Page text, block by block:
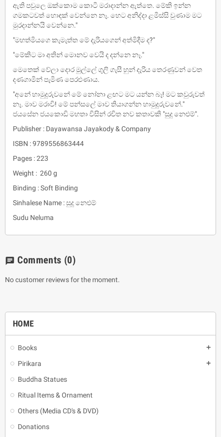
HOME
Books add
Pirikara add
Buddha Statues
Ritual Items & Ornament
Others (Media CD's & DVD)
Donations
ඇති පවුලෙ ඔක්කොම කොටි මරාදාන්න ඇත්තෙ. මේකි ඉන්න
ගමකටවත් හොඳක් වෙන්නෙ නෑ. හෙට අනිද්දා ළමිස්සි වුණාම මට
මුරදාන්නයි වෙන්නෙ."
"මහත්මියගෙ කැමැත්ත මේ දැරියගෙන් අත්මිදීම ද?"
"මේකිට මා අතින් මොනව වෙයි ද දන්නෙ නෑ."
මෙතෙක් වේලා දොර මුල්ලේ ගුලි ගැසී හුන් දැරිය තෙරණුවන් වෙත
දණගාමින් පැමිණ පෙරළුණාය.
"අනේ හාමුදුරුවනේ මේ නෝනා ළඟට මට යන්න බෑ! මට කවුරුවත්
නෑ. මාව මරාවි! මේ පන්සලේ මාව තියාගන්න හාමුදුරුවනේ."
ජයසේන ජයකොඩි මහතා විසින් රචිත නව කතාවකි "සුදු නෙළුම්".
Publisher : Dayawansa Jayakody & Company
ISBN : 9789556863444
Pages : 223
Weight : 260 g
Binding : Soft Binding
Sinhalese Name : සුදු නෙළුම්
Sudu Neluma
chat Comments (0)
No customer reviews for the moment.